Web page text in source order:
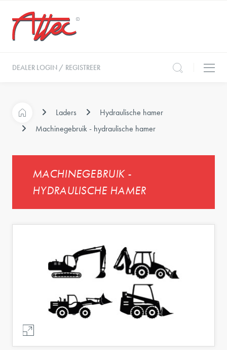
DEALER LOGIN / REGISTREER
Laders
Hydraulische hamer
Machinegebruik - hydraulische hamer
MACHINEGEBRUIK -
HYDRAULISCHE HAMER